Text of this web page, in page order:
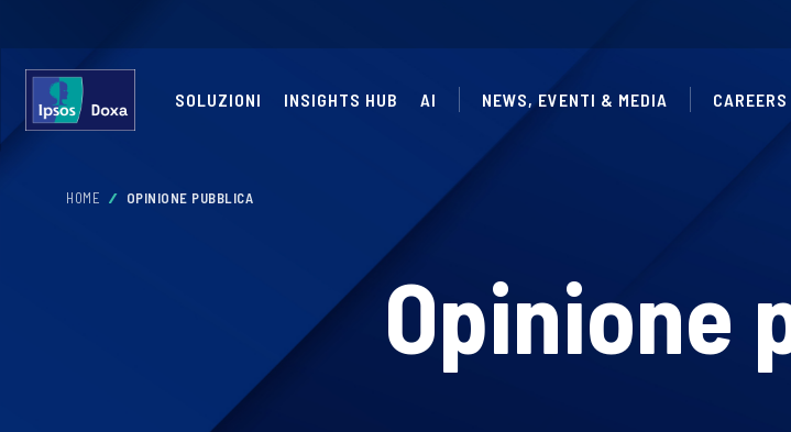
SOLUZIONI INSIGHTS HUB AI NEWS, EVENTI & MEDIA CAREERS
HOME OPINIONE PUBBLICA
Opinione